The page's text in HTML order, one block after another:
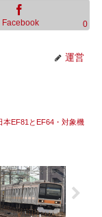
Facebook 0
運営
本EF81とEF64・対象機